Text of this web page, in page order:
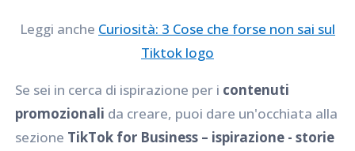
Leggi anche Curiosità: 3 Cose che forse non sai sul
Tiktok logo
Se sei in cerca di ispirazione per i contenuti
promozionali da creare, puoi dare un'occhiata alla
sezione TikTok for Business – ispirazione - storie